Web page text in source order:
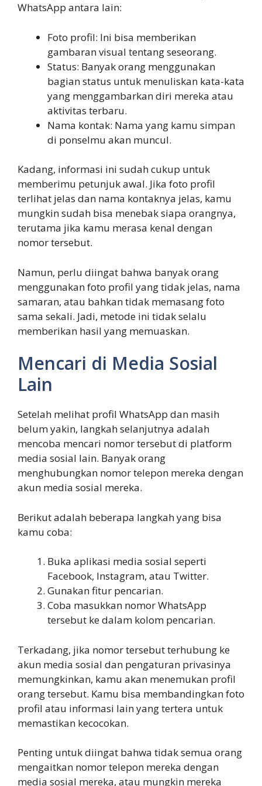
WhatsApp antara lain:
Foto profil: Ini bisa memberikan
gambaran visual tentang seseorang.
Status: Banyak orang menggunakan
bagian status untuk menuliskan kata-kata
yang menggambarkan diri mereka atau
aktivitas terbaru.
Nama kontak: Nama yang kamu simpan
di ponselmu akan muncul.
Kadang, informasi ini sudah cukup untuk
memberimu petunjuk awal. Jika foto profil
terlihat jelas dan nama kontaknya jelas, kamu
mungkin sudah bisa menebak siapa orangnya,
terutama jika kamu merasa kenal dengan
nomor tersebut.
Namun, perlu diingat bahwa banyak orang
menggunakan foto profil yang tidak jelas, nama
samaran, atau bahkan tidak memasang foto
sama sekali. Jadi, metode ini tidak selalu
memberikan hasil yang memuaskan.
Mencari di Media Sosial
Lain
Setelah melihat profil WhatsApp dan masih
belum yakin, langkah selanjutnya adalah
mencoba mencari nomor tersebut di platform
media sosial lain. Banyak orang
menghubungkan nomor telepon mereka dengan
akun media sosial mereka.
Berikut adalah beberapa langkah yang bisa
kamu coba:
Buka aplikasi media sosial seperti
Facebook, Instagram, atau Twitter.
Gunakan fitur pencarian.
Coba masukkan nomor WhatsApp
tersebut ke dalam kolom pencarian.
Terkadang, jika nomor tersebut terhubung ke
akun media sosial dan pengaturan privasinya
memungkinkan, kamu akan menemukan profil
orang tersebut. Kamu bisa membandingkan foto
profil atau informasi lain yang tertera untuk
memastikan kecocokan.
Penting untuk diingat bahwa tidak semua orang
mengaitkan nomor telepon mereka dengan
media sosial mereka, atau mungkin mereka